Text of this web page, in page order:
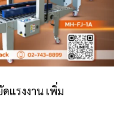
รงงาน เพิ่ม